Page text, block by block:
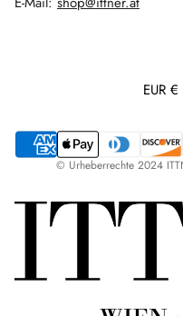
© Urheberrechte 2024